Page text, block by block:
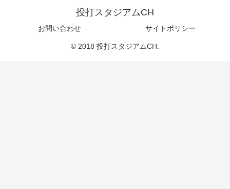
投打スタジアムCH
お問い合わせ サイトポリシー
© 2018 投打スタジアムCH.